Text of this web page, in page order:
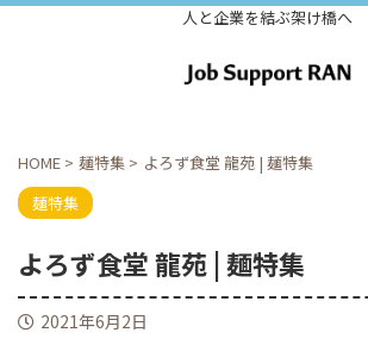
人と企業を結ぶ架け橋へ
HOME > 麺特集 > よろず食堂 龍苑 | 麺特集
麺特集
よろず食堂 龍苑 | 麺特集
2021年6月2日